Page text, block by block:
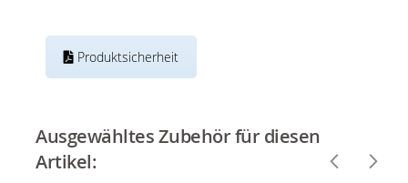
Produktsicherheit
Ausgewähltes Zubehör für diesen
Artikel: